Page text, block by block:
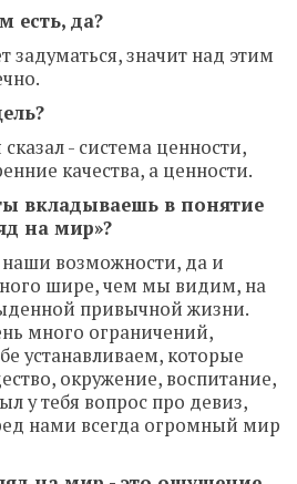
есть, да?
задуматься, значит над этим
- система ценности,
качества, а ценности.
вкладываешь в понятие
на мир»?
наши возможности, да и
шире, чем мы видим, на
привычной жизни.
много ограничений,
устанавливаем, которые
окружение, воспитание,
у тебя вопрос про девиз,
нами всегда огромный мир